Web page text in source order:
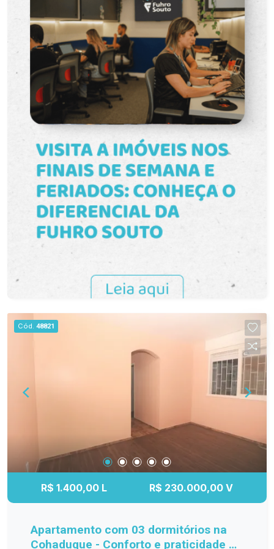
proporcionam amplitude e funcionalidade. Sacada
com Churrasqueira: Perfeita para aproveitar bons
momentos com vista para a área de lazer do
condomínio. Piso laminado Classe A para alta
circulação, comercial Junker disponível para
instalação: Preparação pronta para aquecimento
de água a gás. Vaga de Estacionamento Dupla,
Privativa e Coberta: Localizada na parte térrea do
edifício garagem, garantindo comodidade e
infraestrutura completa de lazer, segurança e
bem-estar, com piscina, salões de festas, áreas
de convivência e muito mais ? um verdadeiro
clube para toda a família. Desfrute de conforto,
praticidade e uma vista encantadora todos os
dias. Agende sua visita e venha conhecer seu
novo lar no Smart Urban Club!
Cód. 48821
R$ 1.400,00 L R$ 230.000,00 V
Apartamento com 03 dormitórios na
Cohaduque - Conforto e praticidade na